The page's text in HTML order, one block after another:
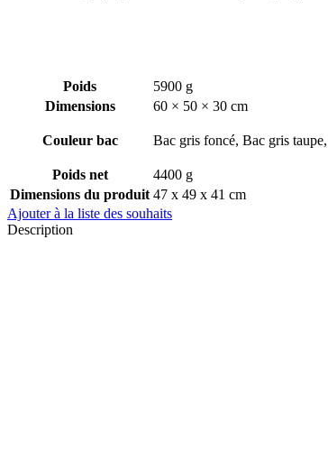
Poids
5900 g
Dimensions
60 × 50 × 30 cm
Couleur bac Bac gris foncé, Bac gris
Poids net
4400 g
Dimensions du produit 47 x 49 x 41 cm
Ajouter à la liste des souhaits
Description